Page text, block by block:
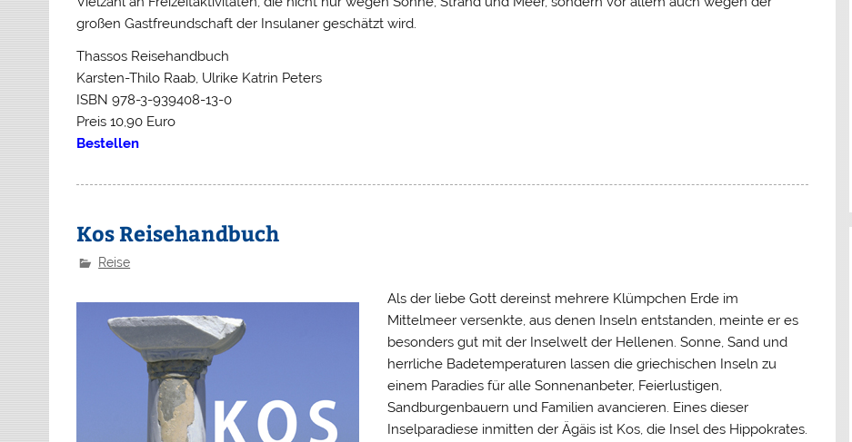
großen Gastfreundschaft der Insulaner geschätzt wird.
Thassos Reisehandbuch
Karsten-Thilo Raab, Ulrike Katrin Peters
ISBN 978-3-939408-13-0
Preis 10,90 Euro
Bestellen
Kos Reisehandbuch
Reise
Als der liebe Gott dereinst mehrere Klümpchen Erde im
Mittelmeer versenkte, aus denen Inseln entstanden, meinte er es
besonders gut mit der Inselwelt der Hellenen. Sonne, Sand und
herrliche Badetemperaturen lassen die griechischen Inseln zu
einem Paradies für alle Sonnenanbeter, Feierlustigen,
Sandburgenbauern und Familien avancieren. Eines dieser
Inselparadiese inmitten der Ägäis ist Kos, die Insel des Hippokrates.